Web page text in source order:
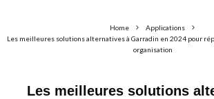
Home
Applications
Les meilleures solutions alternatives à Garradin en 2024 pour
organisation
Les meilleures solutions